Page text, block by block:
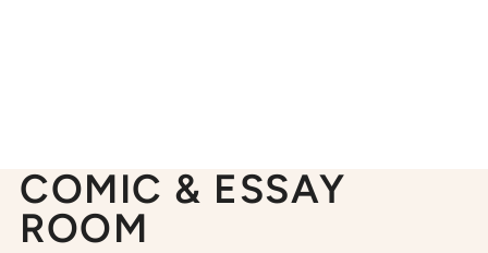
COMIC & ESSAY
ROOM